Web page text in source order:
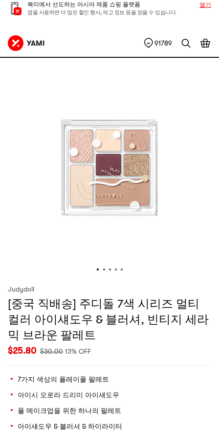
북미에서 선도하는 아시아 제품 쇼핑 플랫폼
앱을 사용하면 더 많은 할인 행사, 재고 정보 등을 얻을 수 있습니다
열기
91789
Judydoll
[중국 직배송] 주디돌 7색 시리즈 멀티
컬러 아이섀도우 & 블러셔, 빈티지 세라
믹 브라운 팔레트
$25.80 $30.00 13% OFF
7가지 색상의 플레이풀 팔레트
아이시 오로라 드리미 아이섀도우
풀 메이크업을 위한 하나의 팔레트
아이섀도우 & 블러셔 & 하이라이터